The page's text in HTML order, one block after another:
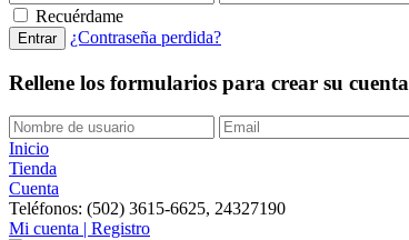
Recuérdame
¿Contraseña perdida?
Rellene los formularios para crear su cuenta
Inicio
Tienda
Cuenta
Teléfonos: (502) 3615-6625, 24327190
Mi cuenta | Registro